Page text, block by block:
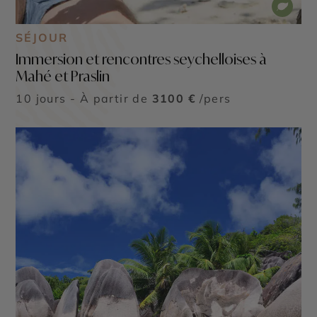
SÉJOUR
Immersion et rencontres seychelloises à
Mahé et Praslin
10 jours - À partir de 3100 € /pers